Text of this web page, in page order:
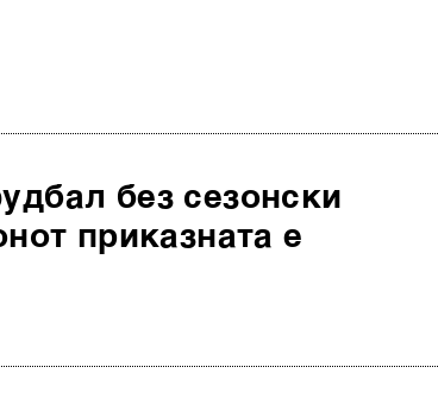
без сезонски
приказната е